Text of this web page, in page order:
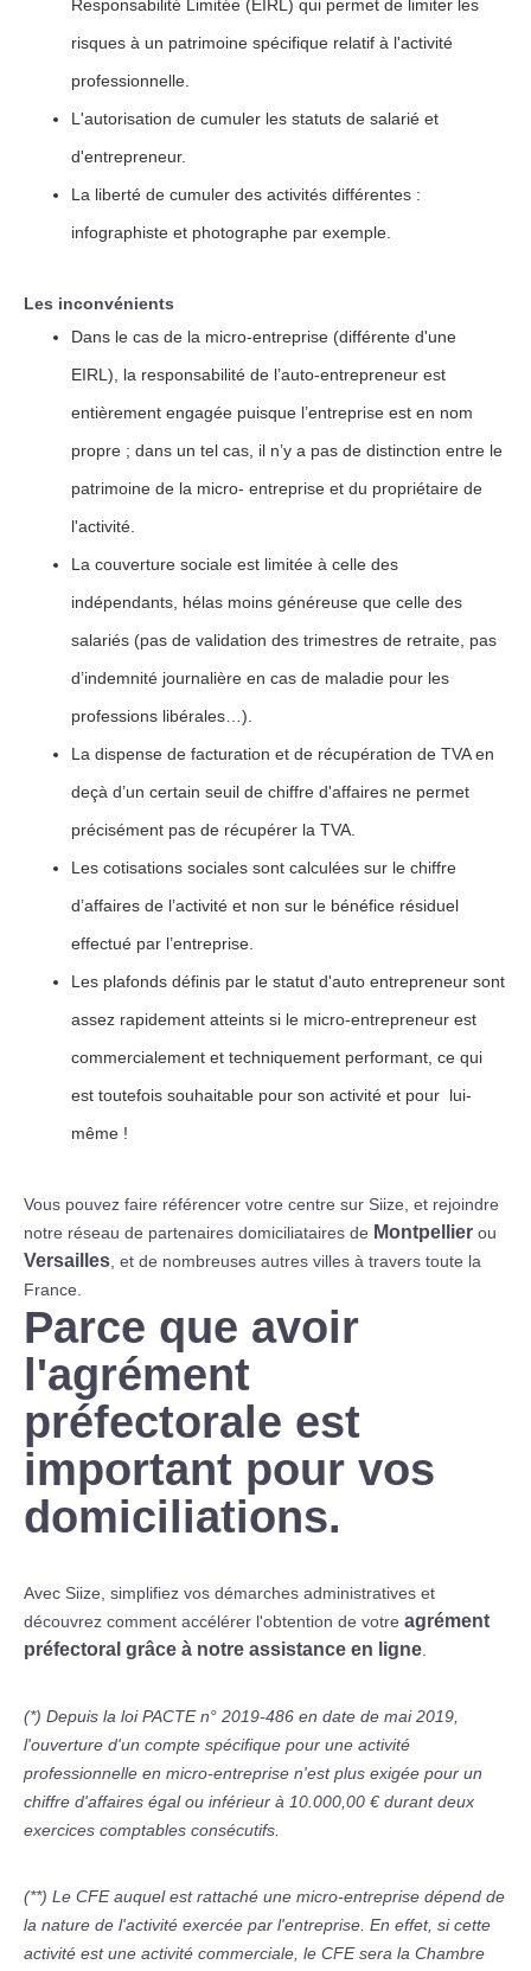
Responsabilité Limitée (EIRL) qui permet de limiter les
risques à un patrimoine spécifique relatif à l'activité
professionnelle.
L'autorisation de cumuler les statuts de salarié et
d'entrepreneur.
La liberté de cumuler des activités différentes :
infographiste et photographe par exemple.
Les inconvénients
Dans le cas de la micro-entreprise (différente d'une
EIRL), la responsabilité de l’auto-entrepreneur est
entièrement engagée puisque l’entreprise est en nom
propre ; dans un tel cas, il n’y a pas de distinction entre le
patrimoine de la micro- entreprise et du propriétaire de
l'activité.
La couverture sociale est limitée à celle des
indépendants, hélas moins généreuse que celle des
salariés (pas de validation des trimestres de retraite, pas
d’indemnité journalière en cas de maladie pour les
professions libérales…).
La dispense de facturation et de récupération de TVA en
deçà d’un certain seuil de chiffre d'affaires ne permet
précisément pas de récupérer la TVA.
Les cotisations sociales sont calculées sur le chiffre
d’affaires de l’activité et non sur le bénéfice résiduel
effectué par l’entreprise.
Les plafonds définis par le statut d'auto entrepreneur sont
assez rapidement atteints si le micro-entrepreneur est
commercialement et techniquement performant, ce qui
est toutefois souhaitable pour son activité et pour lui-
même !
Vous pouvez faire référencer votre centre sur Siize, et rejoindre
notre réseau de partenaires domiciliataires de Montpellier ou
Versailles , et de nombreuses autres villes à travers toute la
France.
Parce que avoir
l'agrément
préfectorale est
important pour vos
domiciliations.
Avec Siize, simplifiez vos démarches administratives et
découvrez comment accélérer l'obtention de votre agrément
préfectoral grâce à notre assistance en ligne
(*) Depuis la loi PACTE n° 2019-486 en date de mai 2019,
l'ouverture d'un compte spécifique pour une activité
professionnelle en micro-entreprise n'est plus exigée pour un
chiffre d'affaires égal ou inférieur à 10.000,00 € durant deux
exercices comptables consécutifs.
(**) Le CFE auquel est rattaché une micro-entreprise dépend de
la nature de l'activité exercée par l'entreprise. En effet, si cette
activité est une activité commerciale, le CFE sera la Chambre